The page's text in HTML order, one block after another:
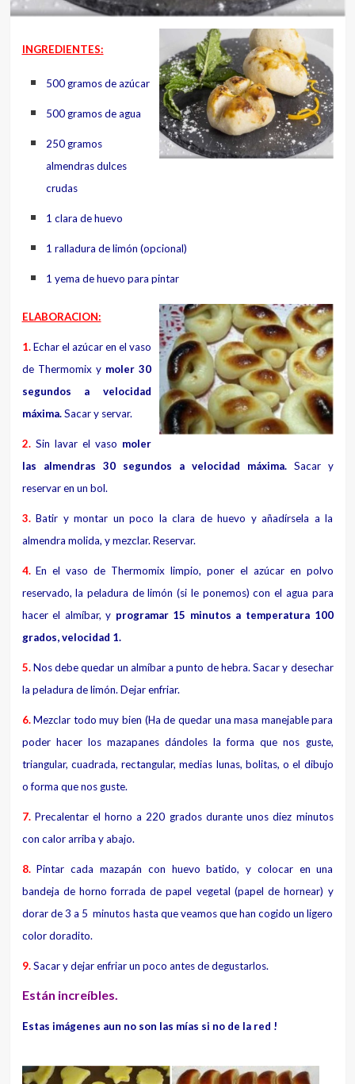
INGREDIENTES:
500 gramos de azúcar
500 gramos de agua
250 gramos
almendras dulces
crudas
1 clara de huevo
1 ralladura de limón (opcional)
1 yema de huevo para pintar
ELABORACION:
1.Echar el azúcar en el vaso
de Thermomix y moler 30
segundos a velocidad
máxima.Sacar y servar.
2.Sin lavar el vaso moler
las almendras 30 segundos a velocidad máxima.Sacar y
reservar en un bol.
3.Batir y montar un poco la clara de huevo y añadírsela a la
almendra molida, y mezclar. Reservar.
4.En el vaso de Thermomix limpio, poner el azúcar en polvo
reservado, la peladura de limón (si le ponemos) con el agua para
hacer el almíbar, y programar 15 minutos a temperatura 100
grados, velocidad 1.
5.Nos debe quedar un almíbar a punto de hebra. Sacar y desechar
la peladura de limón. Dejar enfriar.
6.Mezclar todo muy bien (Ha de quedar una masa manejable para
poder hacer los mazapanes dándoles la forma que nos guste,
triangular, cuadrada, rectangular, medias lunas, bolitas, o el dibujo
o forma que nos guste.
7.Precalentar el horno a 220 grados durante unos diez minutos
con calor arriba y abajo.
8.Pintar cada mazapán con huevo batido, y colocar en una
bandeja de horno forrada de papel vegetal (papel de hornear) y
dorar de 3 a 5 minutos hasta que veamos que han cogido un ligero
color doradito.
9.Sacar y dejar enfriar un poco antes de degustarlos.
Están increíbles.
Estas imágenes aun no son las mías si no de la red !